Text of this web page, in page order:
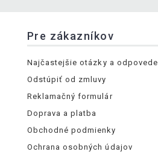
Pre zákazníkov
Najčastejšie otázky a odpovede
Odstúpiť od zmluvy
Reklamačný formulár
Doprava a platba
Obchodné podmienky
Ochrana osobných údajov